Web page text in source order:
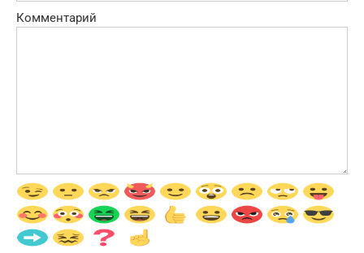
Комментарий